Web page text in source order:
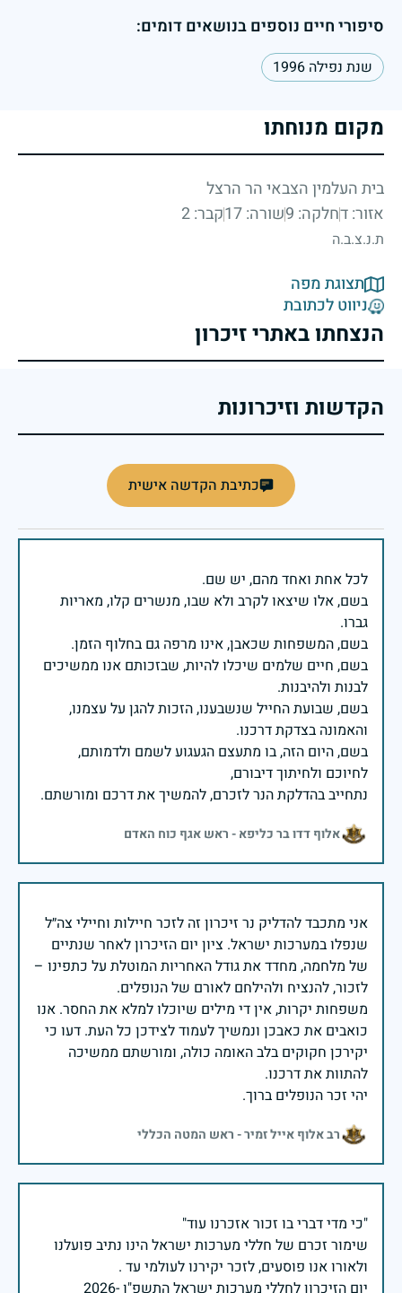
סיפורי חיים נוספים בנושאים דומים:
שנת נפילה 1996
מקום מנוחתו
בית העלמין הצבאי הר הרצל
אזור: דחלקה: 9 שורה: 17 קבר: 2
ת.נ.צ.ב.ה
תצוגת מפה
ניווט לכתובת
הנצחתו באתרי זיכרון
הקדשות וזיכרונות
כתיבת הקדשה אישית
בשם, אלו שיצאו לקרב ולא שבו, מנשרים קלו, מאריות
בשם, חיים שלמים שיכלו להיות, שבזכותם אנו ממשיכים
בשם, שבועת החייל שנשבענו, הזכות להגן על עצמנו,
בשם, היום הזה, בו מתעצם הגעגוע לשמם ולדמותם,
נתחייב בהדלקת הנר לזכרם, להמשיך את דרכם ומורשתם.
אלוף דדו בר כליפא - ראש אגף כוח האדם
אני מתכבד להדליק נר זיכרון זה לזכר חיילות וחיילי צה״ל
שנפלו במערכות ישראל. ציון יום הזיכרון לאחר שנתיים
של מלחמה, מחדד את גודל האחריות המוטלת על כתפינו –
משפחות יקרות, אין די מילים שיוכלו למלא את החסר. אנו
כואבים את כאבכן ונמשיך לעמוד לצידכן כל העת. דעו כי
יקירכן חקוקים בלב האומה כולה, ומורשתם ממשיכה
יהי זכר הנופלים ברוך.
רב אלוף אייל זמיר - ראש המטה הכללי
שימור זכרם של חללי מערכות ישראל הינו נתיב פועלנו